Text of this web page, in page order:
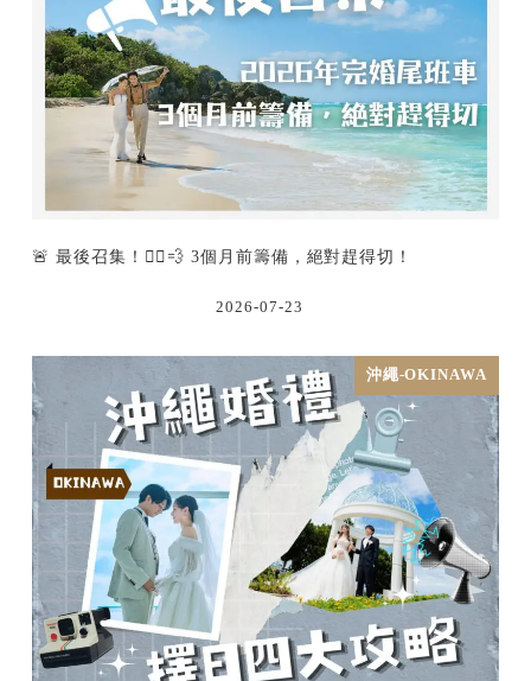
🚨 最後召集！🏃‍♂️💨 3個月前籌備，絕對趕得切！
2026-07-23
沖繩-OKINAWA